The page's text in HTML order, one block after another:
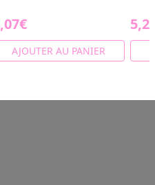
AJOUTER AU PANIER